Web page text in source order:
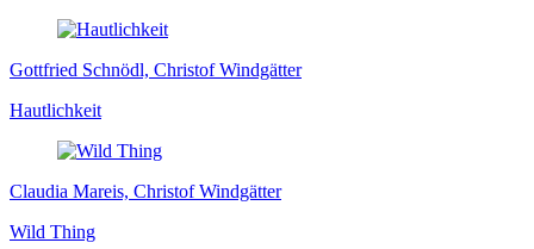
Gottfried Schnödl, Christof Windgätter
Hautlichkeit
Claudia Mareis, Christof Windgätter
Wild Thing